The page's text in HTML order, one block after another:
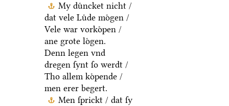
My duͤncket nicht /
dat vele Luͤde moͤgen /
Vele war vorkoͤpen /
ane grote loͤgen.
Denn legen vnd
dregen ſynt ſo werdt /
Tho allem koͤpende /
men erer begert.
Men ſprickt / dat ſy